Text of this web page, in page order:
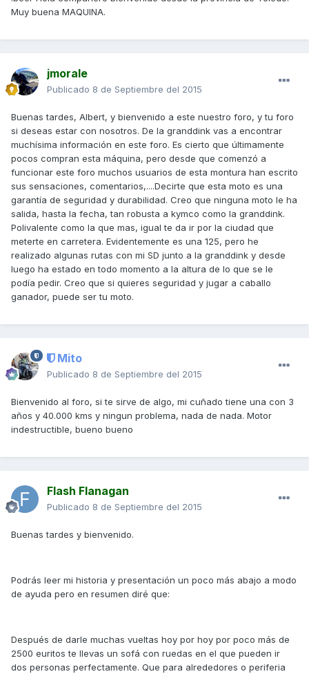
Muy buena MAQUINA.
jmorale
Publicado 8 de Septiembre del 2015
Buenas tardes, Albert, y bienvenido a este nuestro foro, y tu foro
si deseas estar con nosotros. De la granddink vas a encontrar
muchísima información en este foro. Es cierto que últimamente
pocos compran esta máquina, pero desde que comenzó a
funcionar este foro muchos usuarios de esta montura han escrito
sus sensaciones, comentarios,....Decirte que esta moto es una
garantía de seguridad y durabilidad. Creo que ninguna moto le ha
salida, hasta la fecha, tan robusta a kymco como la granddink.
Polivalente como la que mas, igual te da ir por la ciudad que
meterte en carretera. Evidentemente es una 125, pero he
realizado algunas rutas con mi SD junto a la granddink y desde
luego ha estado en todo momento a la altura de lo que se le
podía pedir. Creo que si quieres seguridad y jugar a caballo
ganador, puede ser tu moto.
Mito
Publicado 8 de Septiembre del 2015
Bienvenido al foro, si te sirve de algo, mi cuñado tiene una con 3
años y 40.000 kms y ningun problema, nada de nada. Motor
indestructible, bueno bueno
Flash Flanagan
Publicado 8 de Septiembre del 2015
Buenas tardes y bienvenido.
Podrás leer mi historia y presentación un poco más abajo a modo
de ayuda pero en resumen diré que:
Después de darle muchas vueltas hoy por hoy por poco más de
2500 euritos te llevas un sofá con ruedas en el que pueden ir
dos personas perfectamente. Que para alrededores o periferia